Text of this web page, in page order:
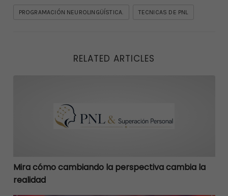
PROGRAMACIÓN NEUROLINGÜÍSTICA. TECNICAS DE PNL
RELATED ARTICLES
Mira cómo cambiando la perspectiva cambia la
realidad